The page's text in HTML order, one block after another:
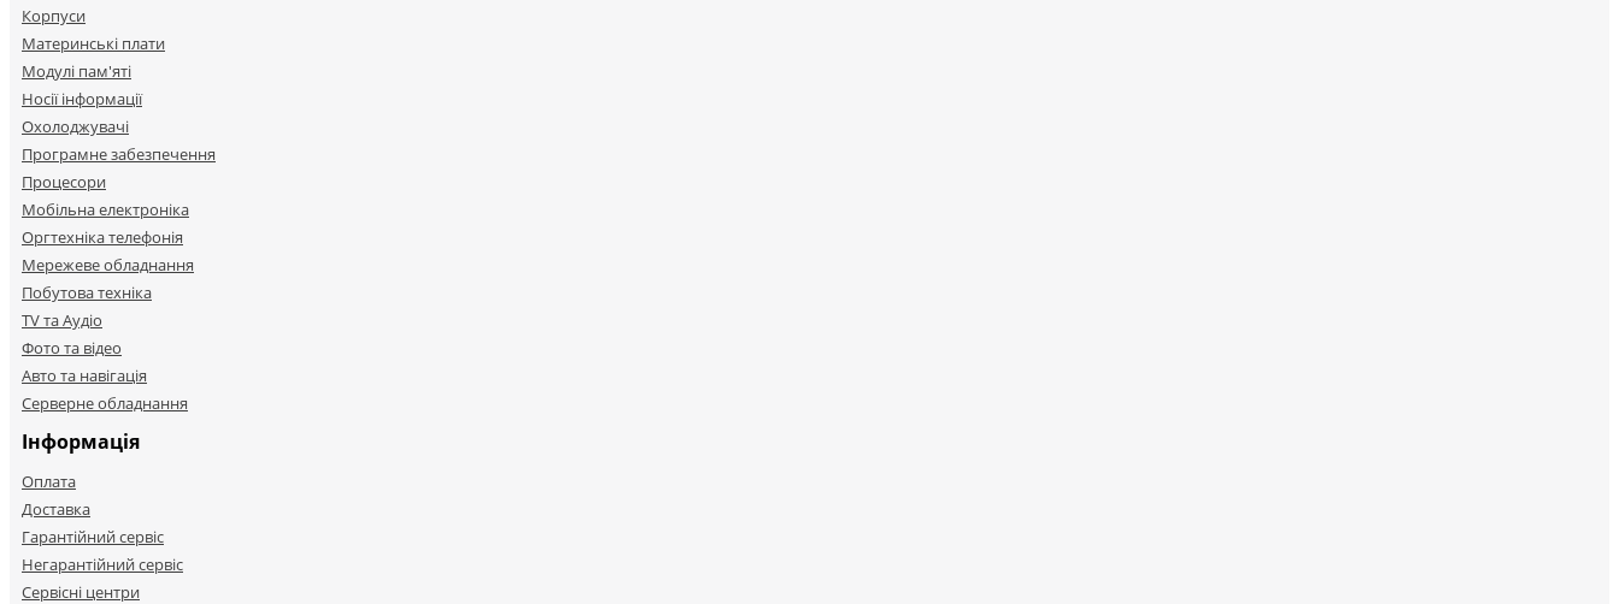
Корпуси
Материнські плати
Модулі пам'яті
Носії інформації
Охолоджувачі
Програмне забезпечення
Процесори
Мобільна електроніка
Оргтехніка телефонія
Мережеве обладнання
Побутова техніка
TV та Аудіо
Фото та відео
Авто та навігація
Серверне обладнання
Інформація
Оплата
Доставка
Гарантійний сервіс
Негарантійний сервіс
Сервісні центри